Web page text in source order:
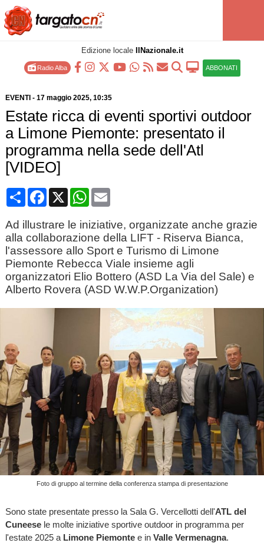
Edizione locale IlNazionale.it
Radio Alba ABBONATI
EVENTI - 17 maggio 2025, 10:35
Estate ricca di eventi sportivi outdoor
a Limone Piemonte: presentato il
programma nella sede dell'Atl
[VIDEO]
CondividiFacebook
X WhatsApp
Email
Ad illustrare le iniziative, organizzate anche grazie
alla collaborazione della LIFT - Riserva Bianca,
l'assessore allo Sport e Turismo di Limone
Piemonte Rebecca Viale insieme agli
organizzatori Elio Bottero (ASD La Via del Sale) e
Alberto Rovera (ASD W.W.P.Organization)
Foto di gruppo al termine della conferenza stampa di presentazione
Sono state presentate presso la Sala G. Vercellotti dell'ATL del
Cuneesele molte iniziative sportive outdoor in programma per
l'estate 2025 a Limone Piemontee in Valle Vermenagna.